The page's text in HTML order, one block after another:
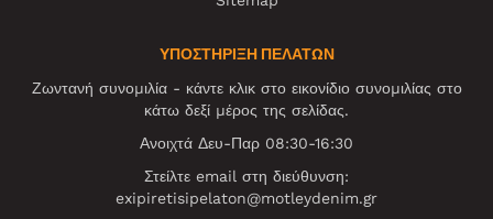
ΥΠΟΣΤΗΡΙΞΗ ΠΕΛΑΤΩΝ
Ζωντανή συνομιλία - κάντε κλικ στο εικονίδιο συνομιλίας στο
κάτω δεξί μέρος της σελίδας.
Ανοιχτά Δευ-Παρ 08:30-16:30
Στείλτε email στη διεύθυνση:
exipiretisipelaton@motleydenim.gr